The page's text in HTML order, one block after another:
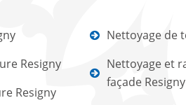
Resigny
Resigny
Nettoyage de
Nettoyage et
façade Resigny